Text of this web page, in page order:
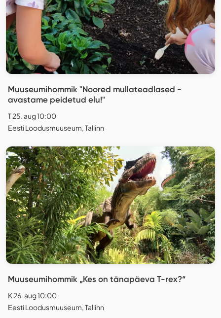
Muuseumihommik "Noored mullateadlased -
avastame peidetud elu!"
T 25. aug 10:00
Eesti Loodusmuuseum, Tallinn
Muuseumihommik „Kes on tänapäeva T-rex?“
K 26. aug 10:00
Eesti Loodusmuuseum, Tallinn